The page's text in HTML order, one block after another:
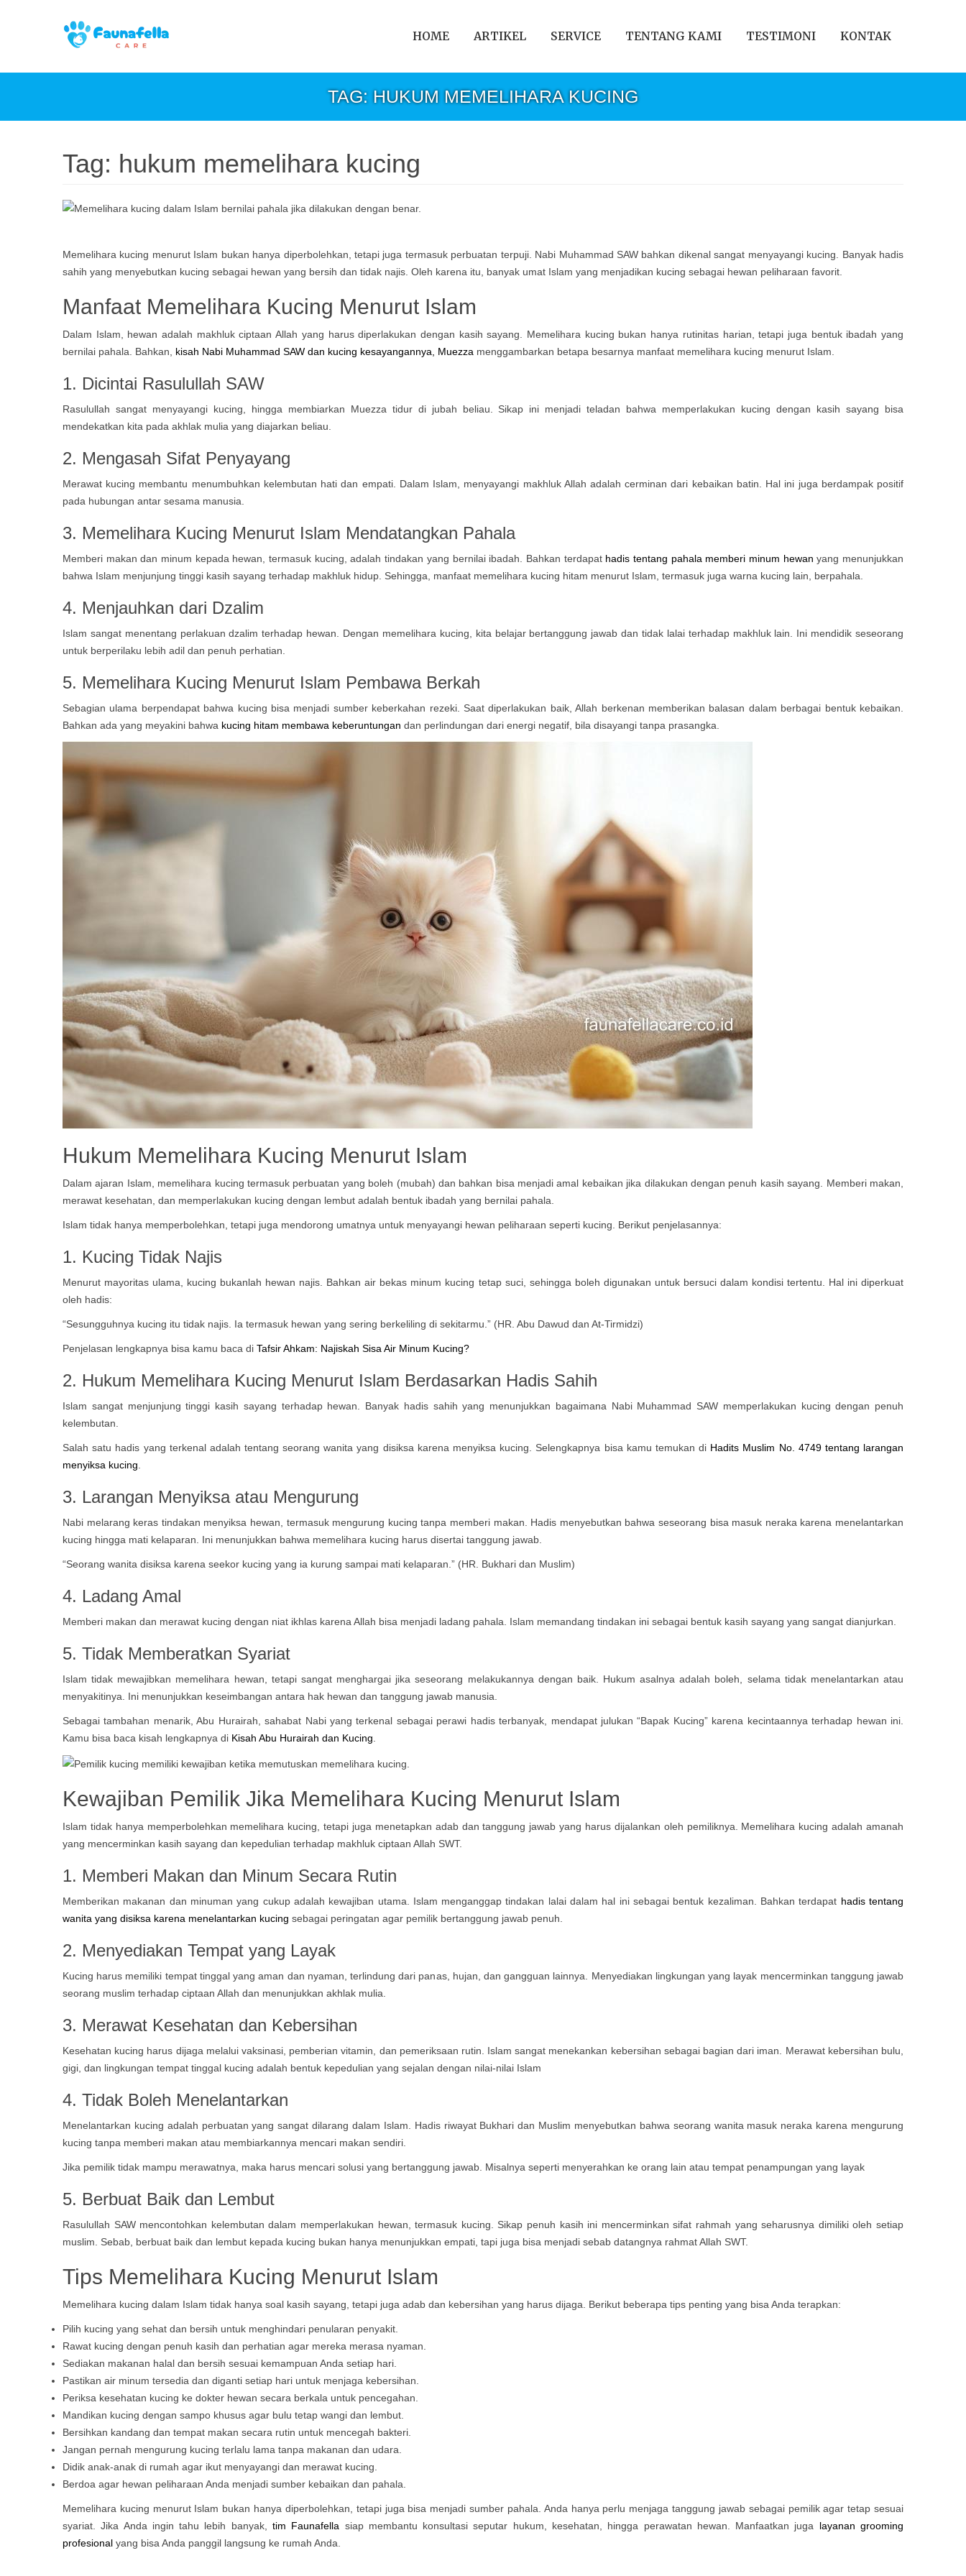
HOME ARTIKEL SERVICE TENTANG KAMI TESTIMONI KONTAK
TAG: HUKUM MEMELIHARA KUCING
Tag: hukum memelihara kucing
Memelihara kucing menurut Islam bukan hanya diperbolehkan, tetapi juga termasuk perbuatan terpuji. Nabi Muhammad SAW bahkan dikenal sangat menyayangi kucing. Banyak hadis
sahih yang menyebutkan kucing sebagai hewan yang bersih dan tidak najis. Oleh karena itu, banyak umat Islam yang menjadikan kucing sebagai hewan peliharaan favorit.
Manfaat Memelihara Kucing Menurut Islam
Dalam Islam, hewan adalah makhluk ciptaan Allah yang harus diperlakukan dengan kasih sayang. Memelihara kucing bukan hanya rutinitas harian, tetapi juga bentuk ibadah yang
bernilai pahala. Bahkan, kisah Nabi Muhammad SAW dan kucing kesayangannya, Muezza menggambarkan betapa besarnya manfaat memelihara kucing menurut Islam.
1. Dicintai Rasulullah SAW
Rasulullah sangat menyayangi kucing, hingga membiarkan Muezza tidur di jubah beliau. Sikap ini menjadi teladan bahwa memperlakukan kucing dengan kasih sayang bisa
mendekatkan kita pada akhlak mulia yang diajarkan beliau.
2. Mengasah Sifat Penyayang
Merawat kucing membantu menumbuhkan kelembutan hati dan empati. Dalam Islam, menyayangi makhluk Allah adalah cerminan dari kebaikan batin. Hal ini juga berdampak positif
pada hubungan antar sesama manusia.
3. Memelihara Kucing Menurut Islam Mendatangkan Pahala
Memberi makan dan minum kepada hewan, termasuk kucing, adalah tindakan yang bernilai ibadah. Bahkan terdapat hadis tentang pahala memberi minum hewan yang menunjukkan
bahwa Islam menjunjung tinggi kasih sayang terhadap makhluk hidup. Sehingga, manfaat memelihara kucing hitam menurut Islam, termasuk juga warna kucing lain, berpahala.
4. Menjauhkan dari Dzalim
Islam sangat menentang perlakuan dzalim terhadap hewan. Dengan memelihara kucing, kita belajar bertanggung jawab dan tidak lalai terhadap makhluk lain. Ini mendidik seseorang
untuk berperilaku lebih adil dan penuh perhatian.
5. Memelihara Kucing Menurut Islam Pembawa Berkah
Sebagian ulama berpendapat bahwa kucing bisa menjadi sumber keberkahan rezeki. Saat diperlakukan baik, Allah berkenan memberikan balasan dalam berbagai bentuk kebaikan.
Bahkan ada yang meyakini bahwa kucing hitam membawa keberuntungan dan perlindungan dari energi negatif, bila disayangi tanpa prasangka.
Hukum Memelihara Kucing Menurut Islam
Dalam ajaran Islam, memelihara kucing termasuk perbuatan yang boleh (mubah) dan bahkan bisa menjadi amal kebaikan jika dilakukan dengan penuh kasih sayang. Memberi makan,
merawat kesehatan, dan memperlakukan kucing dengan lembut adalah bentuk ibadah yang bernilai pahala.
Islam tidak hanya memperbolehkan, tetapi juga mendorong umatnya untuk menyayangi hewan peliharaan seperti kucing. Berikut penjelasannya:
1. Kucing Tidak Najis
Menurut mayoritas ulama, kucing bukanlah hewan najis. Bahkan air bekas minum kucing tetap suci, sehingga boleh digunakan untuk bersuci dalam kondisi tertentu. Hal ini diperkuat
oleh hadis:
“Sesungguhnya kucing itu tidak najis. Ia termasuk hewan yang sering berkeliling di sekitarmu.” (HR. Abu Dawud dan At-Tirmidzi)
Penjelasan lengkapnya bisa kamu baca di Tafsir Ahkam: Najiskah Sisa Air Minum Kucing?
2. Hukum Memelihara Kucing Menurut Islam Berdasarkan Hadis Sahih
Islam sangat menjunjung tinggi kasih sayang terhadap hewan. Banyak hadis sahih yang menunjukkan bagaimana Nabi Muhammad SAW memperlakukan kucing dengan penuh
kelembutan.
Salah satu hadis yang terkenal adalah tentang seorang wanita yang disiksa karena menyiksa kucing. Selengkapnya bisa kamu temukan di Hadits Muslim No. 4749 tentang larangan
menyiksa kucing.
3. Larangan Menyiksa atau Mengurung
Nabi melarang keras tindakan menyiksa hewan, termasuk mengurung kucing tanpa memberi makan. Hadis menyebutkan bahwa seseorang bisa masuk neraka karena menelantarkan
kucing hingga mati kelaparan. Ini menunjukkan bahwa memelihara kucing harus disertai tanggung jawab.
“Seorang wanita disiksa karena seekor kucing yang ia kurung sampai mati kelaparan.” (HR. Bukhari dan Muslim)
4. Ladang Amal
Memberi makan dan merawat kucing dengan niat ikhlas karena Allah bisa menjadi ladang pahala. Islam memandang tindakan ini sebagai bentuk kasih sayang yang sangat dianjurkan.
5. Tidak Memberatkan Syariat
Islam tidak mewajibkan memelihara hewan, tetapi sangat menghargai jika seseorang melakukannya dengan baik. Hukum asalnya adalah boleh, selama tidak menelantarkan atau
menyakitinya. Ini menunjukkan keseimbangan antara hak hewan dan tanggung jawab manusia.
Sebagai tambahan menarik, Abu Hurairah, sahabat Nabi yang terkenal sebagai perawi hadis terbanyak, mendapat julukan “Bapak Kucing” karena kecintaannya terhadap hewan ini.
Kamu bisa baca kisah lengkapnya di Kisah Abu Hurairah dan Kucing.
Kewajiban Pemilik Jika Memelihara Kucing Menurut Islam
Islam tidak hanya memperbolehkan memelihara kucing, tetapi juga menetapkan adab dan tanggung jawab yang harus dijalankan oleh pemiliknya. Memelihara kucing adalah amanah
yang mencerminkan kasih sayang dan kepedulian terhadap makhluk ciptaan Allah SWT.
1. Memberi Makan dan Minum Secara Rutin
Memberikan makanan dan minuman yang cukup adalah kewajiban utama. Islam menganggap tindakan lalai dalam hal ini sebagai bentuk kezaliman. Bahkan terdapat hadis tentang
wanita yang disiksa karena menelantarkan kucing sebagai peringatan agar pemilik bertanggung jawab penuh.
2. Menyediakan Tempat yang Layak
Kucing harus memiliki tempat tinggal yang aman dan nyaman, terlindung dari panas, hujan, dan gangguan lainnya. Menyediakan lingkungan yang layak mencerminkan tanggung jawab
seorang muslim terhadap ciptaan Allah dan menunjukkan akhlak mulia.
3. Merawat Kesehatan dan Kebersihan
Kesehatan kucing harus dijaga melalui vaksinasi, pemberian vitamin, dan pemeriksaan rutin. Islam sangat menekankan kebersihan sebagai bagian dari iman. Merawat kebersihan bulu,
gigi, dan lingkungan tempat tinggal kucing adalah bentuk kepedulian yang sejalan dengan nilai-nilai Islam
4. Tidak Boleh Menelantarkan
Menelantarkan kucing adalah perbuatan yang sangat dilarang dalam Islam. Hadis riwayat Bukhari dan Muslim menyebutkan bahwa seorang wanita masuk neraka karena mengurung
kucing tanpa memberi makan atau membiarkannya mencari makan sendiri.
Jika pemilik tidak mampu merawatnya, maka harus mencari solusi yang bertanggung jawab. Misalnya seperti menyerahkan ke orang lain atau tempat penampungan yang layak
5. Berbuat Baik dan Lembut
Rasulullah SAW mencontohkan kelembutan dalam memperlakukan hewan, termasuk kucing. Sikap penuh kasih ini mencerminkan sifat rahmah yang seharusnya dimiliki oleh setiap
muslim. Sebab, berbuat baik dan lembut kepada kucing bukan hanya menunjukkan empati, tapi juga bisa menjadi sebab datangnya rahmat Allah SWT.
Tips Memelihara Kucing Menurut Islam
Memelihara kucing dalam Islam tidak hanya soal kasih sayang, tetapi juga adab dan kebersihan yang harus dijaga. Berikut beberapa tips penting yang bisa Anda terapkan:
Pilih kucing yang sehat dan bersih untuk menghindari penularan penyakit.
Rawat kucing dengan penuh kasih dan perhatian agar mereka merasa nyaman.
Sediakan makanan halal dan bersih sesuai kemampuan Anda setiap hari.
Pastikan air minum tersedia dan diganti setiap hari untuk menjaga kebersihan.
Periksa kesehatan kucing ke dokter hewan secara berkala untuk pencegahan.
Mandikan kucing dengan sampo khusus agar bulu tetap wangi dan lembut.
Bersihkan kandang dan tempat makan secara rutin untuk mencegah bakteri.
Jangan pernah mengurung kucing terlalu lama tanpa makanan dan udara.
Didik anak-anak di rumah agar ikut menyayangi dan merawat kucing.
Berdoa agar hewan peliharaan Anda menjadi sumber kebaikan dan pahala.
Memelihara kucing menurut Islam bukan hanya diperbolehkan, tetapi juga bisa menjadi sumber pahala. Anda hanya perlu menjaga tanggung jawab sebagai pemilik agar tetap sesuai
syariat. Jika Anda ingin tahu lebih banyak, tim Faunafella siap membantu konsultasi seputar hukum, kesehatan, hingga perawatan hewan. Manfaatkan juga layanan grooming
profesional yang bisa Anda panggil langsung ke rumah Anda.